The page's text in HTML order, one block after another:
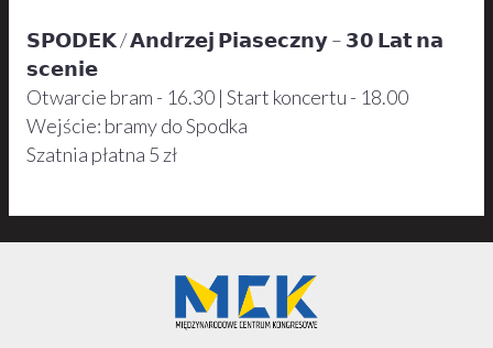
𝗦𝗣𝗢𝗗𝗘𝗞 / 𝗔𝗻𝗱𝗿𝘇𝗲𝗷 𝗣𝗶𝗮𝘀𝗲𝗰𝘇𝗻𝘆 – 𝟯𝟬 𝗟𝗮𝘁 𝗻𝗮
𝘀𝗰𝗲𝗻𝗶𝗲
Otwarcie bram - 16.30 | Start koncertu - 18.00
Wejście: bramy do Spodka
Szatnia płatna 5 zł